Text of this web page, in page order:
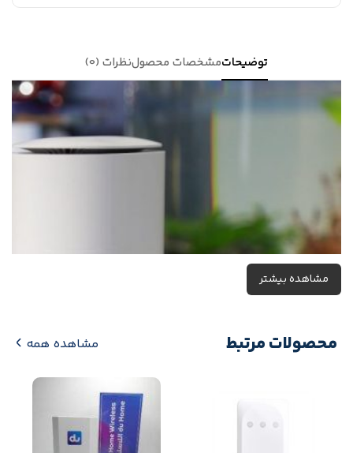
توضیحاتمشخصات محصولنظرات (0)
مشاهده بیشتر
محصولات مرتبط مشاهده همه